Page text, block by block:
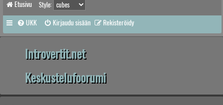
Etusivu Style:
UKK Kirjaudu sisään Rekisteröidy
Introvertit.net
Keskustelufoorumi